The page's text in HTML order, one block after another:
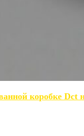
коробке